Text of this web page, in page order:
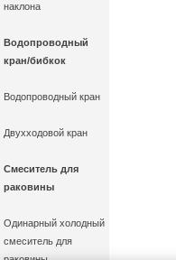
наклона
Водопроводный
кран/бибкок
Водопроводный кран
Двухходовой кран
Смеситель для
раковины
Одинарный холодный
смеситель для